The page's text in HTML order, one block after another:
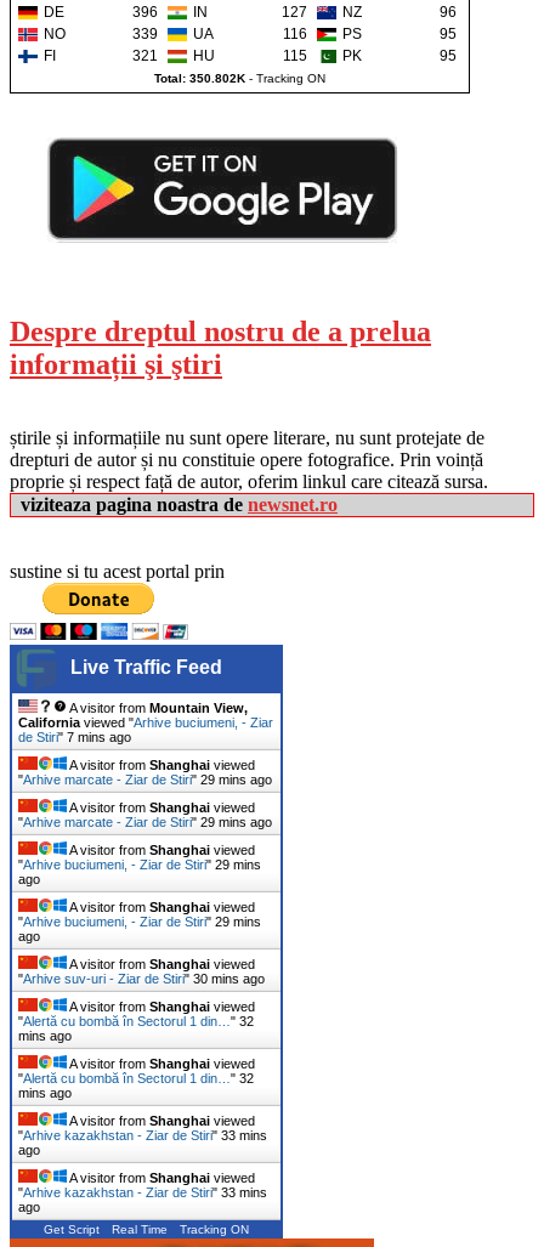
DE
396 IN 127 NZ
96
NO
339 UA 116 PS
95
FI
321 HU 115 PK 95
Total: 350.802K - Tracking ON
Despre dreptul nostru de a prelua
informații şi ştiri
știrile și informațiile nu sunt opere literare, nu sunt protejate de
drepturi de autor și nu constituie opere fotografice. Prin voință
proprie și respect față de autor, oferim linkul care citează sursa.
viziteaza pagina noastra de newsnet.ro
sustine si tu acest portal prin
Live Traffic Feed
A visitor from Mountain View,
California viewed "Arhive buciumeni, - Ziar
de Stiri" 7 mins ago
A visitor from Shanghai viewed
"Arhive marcate - Ziar de Stiri" 29 mins ago
A visitor from Shanghai viewed
"Arhive marcate - Ziar de Stiri" 29 mins ago
A visitor from Shanghai viewed
"Arhive buciumeni, - Ziar de Stiri" 29 mins
ago
A visitor from Shanghai viewed
"Arhive buciumeni, - Ziar de Stiri" 29 mins
ago
A visitor from Shanghai viewed
"Arhive suv-uri - Ziar de Stiri" 30 mins ago
A visitor from Shanghai viewed
"Alertă cu bombă în Sectorul 1 din… " 32
mins ago
A visitor from Shanghai viewed
"Alertă cu bombă în Sectorul 1 din… " 32
mins ago
A visitor from Shanghai viewed
"Arhive kazakhstan - Ziar de Stiri" 33 mins
ago
A visitor from Shanghai viewed
"Arhive kazakhstan - Ziar de Stiri" 33 mins
ago
Get Script Real Time Tracking ON